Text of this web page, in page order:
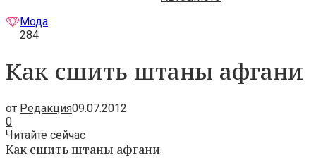
Мода
284
Как сшить штаны афгани
от Редакция09.07.2012
0
Читайте сейчас
Как сшить штаны афгани